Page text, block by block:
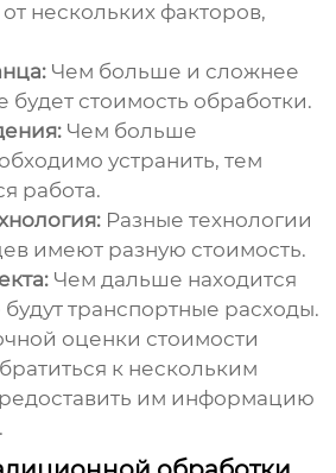
нескольких факторов,
Чем больше и сложнее
стоимость обработки.
Чем больше
устранить, тем
работа.
Разные технологии
имеют разную стоимость.
Чем дальше находится
транспортные расходы.
оценки стоимости
к нескольким
им информацию